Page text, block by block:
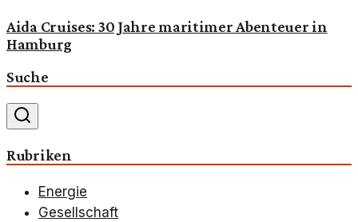
Aida Cruises: 30 Jahre maritimer Abenteuer in
Hamburg
Suche
Rubriken
Energie
Gesellschaft